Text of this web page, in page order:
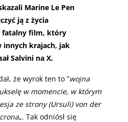
Marine Le Pen
ją z życia
fatalny film, który
innych krajach, jak
Salvini na X.
że wyrok ten to ”wojna
w momencie, w którym
ze strony (Ursuli) von der
„. Tak odniósł się